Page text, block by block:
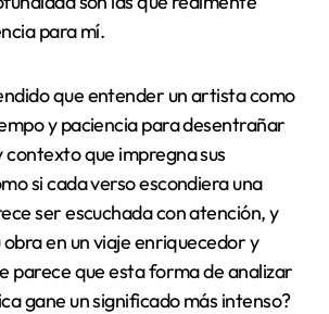
para mí.
que entender un artista como
y paciencia para desentrañar
que impregna sus
si cada verso escondiera una
ser escuchada con atención, y
en un viaje enriquecedor y
parece que esta forma de analizar
gane un significado más intenso?